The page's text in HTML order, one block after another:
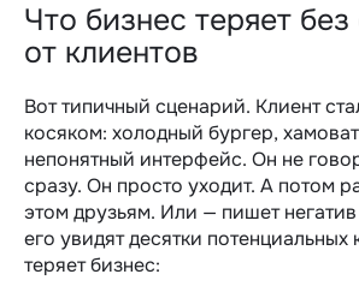
Что бизнес теряет
от клиентов
Вот типичный сценарий. Клиент
косяком: холодный бургер,
непонятный интерфейс. Он не
сразу. Он просто уходит. А потом
этом друзьям. Или — пишет негатив
его увидят десятки потенциальных
теряет бизнес: